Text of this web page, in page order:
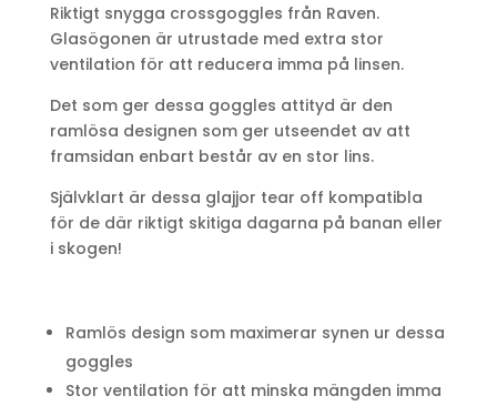
Riktigt snygga crossgoggles från Raven.
Glasögonen är utrustade med extra stor
ventilation för att reducera imma på linsen.
Det som ger dessa goggles attityd är den
ramlösa designen som ger utseendet av att
framsidan enbart består av en stor lins.
Självklart är dessa glajjor tear off kompatibla
för de där riktigt skitiga dagarna på banan eller
i skogen!
Ramlös design som maximerar synen ur dessa
goggles
Stor ventilation för att minska mängden imma